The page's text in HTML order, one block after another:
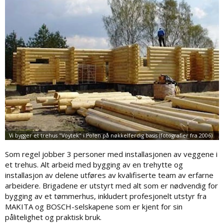
Som regel jobber 3 personer med installasjonen av veggene i
et trehus. Alt arbeid med bygging av en trehytte og
installasjon av delene utføres av kvalifiserte team av erfarne
arbeidere. Brigadene er utstyrt med alt som er nødvendig for
bygging av et tømmerhus, inkludert profesjonelt utstyr fra
MAKITA og BOSCH-selskapene som er kjent for sin
pålitelighet og praktisk bruk.